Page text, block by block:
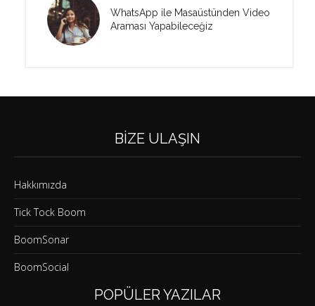
WhatsApp ile Masaüstünden Video
Araması Yapabileceğiz
BIZE ULAŞIN
Hakkımızda
Tick Tock Boom
BoomSonar
BoomSocial
POPÜLER YAZILAR